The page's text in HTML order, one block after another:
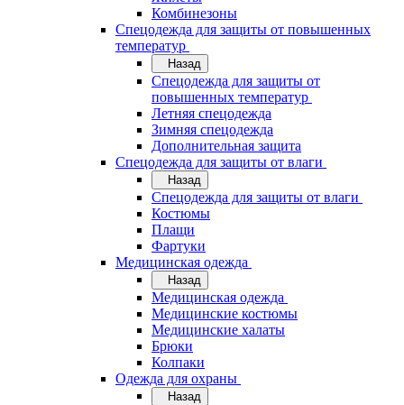
Комбинезоны
Спецодежда для защиты от повышенных
температур
Назад
Спецодежда для защиты от
повышенных температур
Летняя спецодежда
Зимняя спецодежда
Дополнительная защита
Спецодежда для защиты от влаги
Назад
Спецодежда для защиты от влаги
Костюмы
Плащи
Фартуки
Медицинская одежда
Назад
Медицинская одежда
Медицинские костюмы
Медицинские халаты
Брюки
Колпаки
Одежда для охраны
Назад